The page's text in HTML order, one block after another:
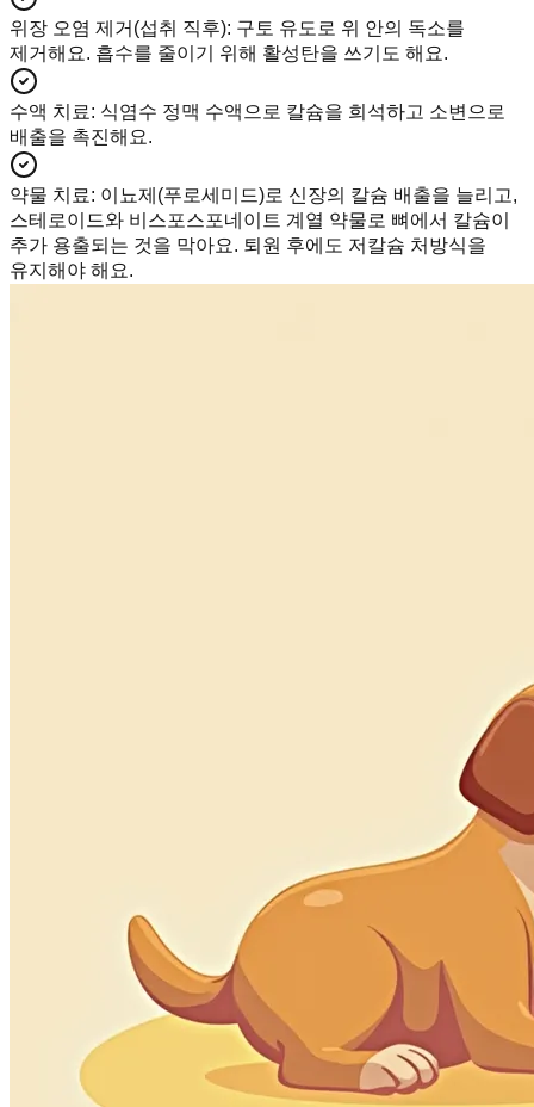
위장 오염 제거(섭취 직후): 구토 유도로 위 안의 독소를
제거해요. 흡수를 줄이기 위해 활성탄을 쓰기도 해요.
수액 치료: 식염수 정맥 수액으로 칼슘을 희석하고 소변으로
배출을 촉진해요.
약물 치료: 이뇨제(푸로세미드)로 신장의 칼슘 배출을 늘리고,
스테로이드와 비스포스포네이트 계열 약물로 뼈에서 칼슘이
추가 용출되는 것을 막아요. 퇴원 후에도 저칼슘 처방식을
유지해야 해요.